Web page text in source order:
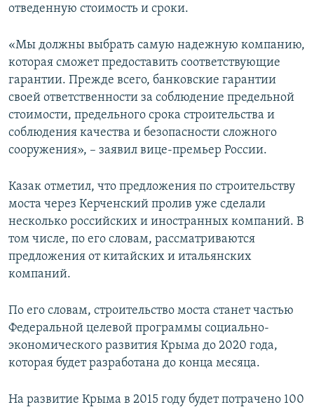
УКРАИНСКАЯ ПРОБЛЕМА КРЫМА
Все сайты RFE/RL
отведенную стоимость и сроки.
«Мы должны выбрать самую надежную компанию,
которая сможет предоставить соответствующие
гарантии. Прежде всего, банковские гарантии
своей ответственности за соблюдение предельной
стоимости, предельного срока строительства и
соблюдения качества и безопасности сложного
сооружения», – заявил вице-премьер России.
Казак отметил, что предложения по строительству
моста через Керченский пролив уже сделали
несколько российских и иностранных компаний. В
том числе, по его словам, рассматриваются
предложения от китайских и итальянских
компаний.
По его словам, строительство моста станет частью
Федеральной целевой программы социально-
экономического развития Крыма до 2020 года,
которая будет разработана до конца месяца.
На развитие Крыма в 2015 году будет потрачено 100